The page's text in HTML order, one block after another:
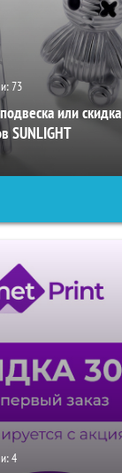
73
или
SUNLIGHT
4